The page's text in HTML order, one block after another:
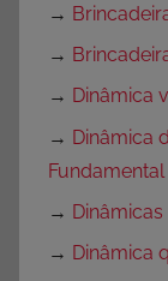
→
→
→ Dinâmica
→ Dinâmica
Fundamental
→
→ Dinâmica